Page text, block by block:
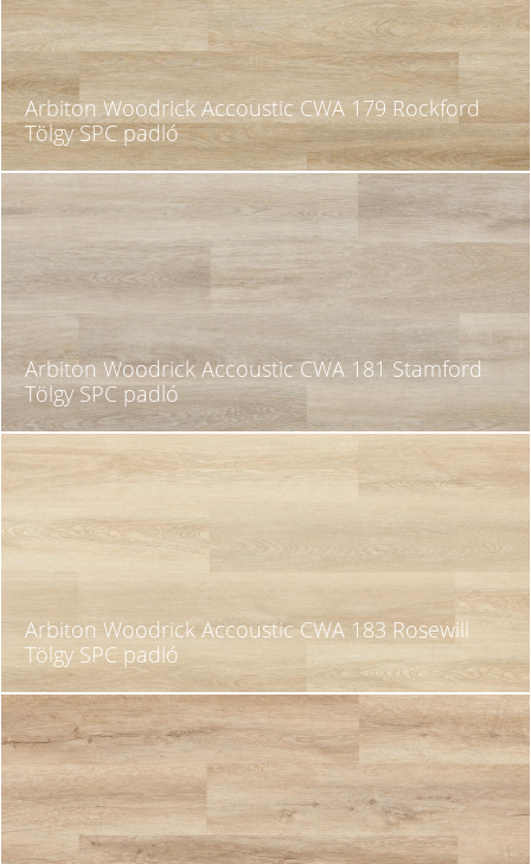
Arbiton Woodrick Accoustic CWA 179 Rockford
Tölgy SPC padló
Arbiton Woodrick Accoustic CWA 181 Stamford
Tölgy SPC padló
Arbiton Woodrick Accoustic CWA 183 Rosewill
Tölgy SPC padló